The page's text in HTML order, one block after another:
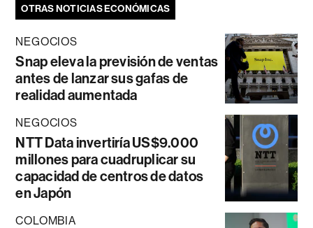
OTRAS NOTICIAS ECONÓMICAS
NEGOCIOS
Snap eleva la previsión de ventas
antes de lanzar sus gafas de
realidad aumentada
NEGOCIOS
NTT Data invertiría US$9.000
millones para cuadruplicar su
capacidad de centros de datos
en Japón
COLOMBIA